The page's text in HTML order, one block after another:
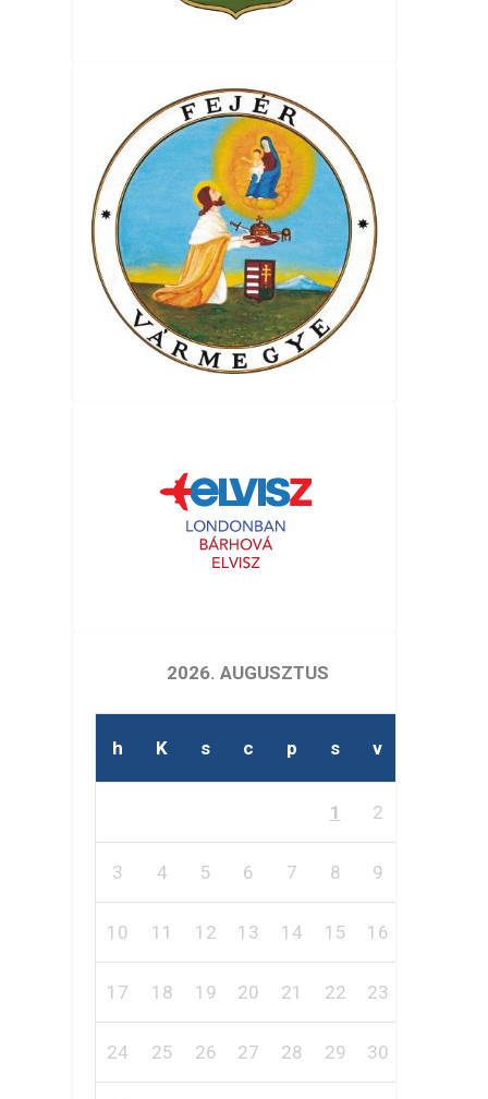
2026. AUGUSZTUS
h K s c p s v
1 2
3 4 5 6 7 8 9
10 11 12 13 14 15 16
17 18 19 20 21 22 23
24 25 26 27 28 29 30